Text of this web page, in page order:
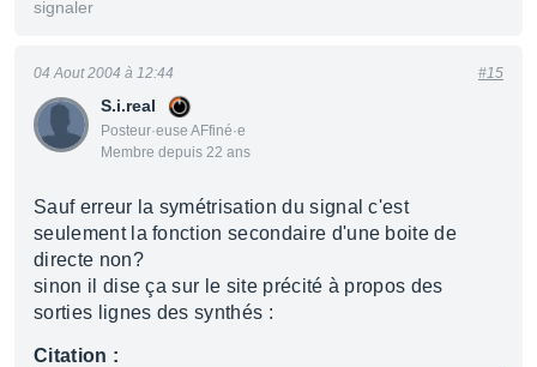
signaler
S.i.real
Posteur·euse AFfiné·e
Membre depuis 22 ans
04 Aout 2004 à 12:44 #15
Sauf erreur la symétrisation du signal c'est
seulement la fonction secondaire d'une boite de
directe non?
sinon il dise ça sur le site précité à propos des
sorties lignes des synthés :
Citation :